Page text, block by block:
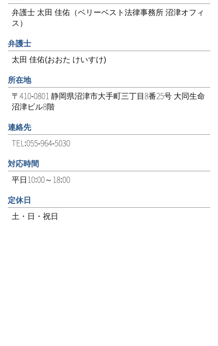
弁護士 太田 佳佑（ベリーベスト法律事務所 沼津オフィ
ス）
弁護士
太田 佳佑(おおた けいすけ)
所在地
〒410-0801 静岡県沼津市大手町三丁目8番25号 大同生命
沼津ビル8階
連絡先
TEL:055-964-5030
対応時間
平日10:00～18:00
定休日
土・日・祝日